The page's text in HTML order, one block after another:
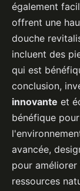
également
offrent une
douche
incluent des
qui est
conclusion,
innovante et
bénéfique
avancée,
pour
ressources